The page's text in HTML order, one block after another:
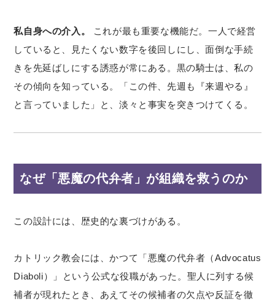
私自身への介入。
これが最も重要な機能だ。一人で経営
していると、見たくない数字を後回しにし、面倒な手続
きを先延ばしにする誘惑が常にある。黒の騎士は、私の
その傾向を知っている。「この件、先週も『来週やる』
と言っていました」と、淡々と事実を突きつけてくる。
なぜ「悪魔の代弁者」が組織を救うのか
この設計には、歴史的な裏づけがある。
カトリック教会には、かつて「悪魔の代弁者（Advocatus
Diaboli）」という公式な役職があった。聖人に列する候
補者が現れたとき、あえてその候補者の欠点や反証を徹